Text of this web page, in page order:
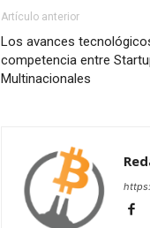
Artículo anterior
Los avances
competencia entre
Multinacionales